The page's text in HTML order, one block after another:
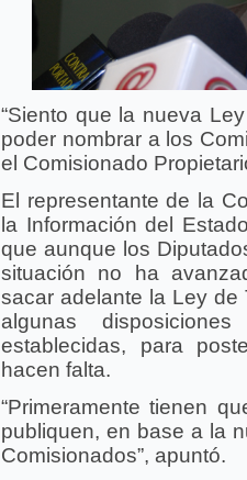
“Siento que la nueva
poder nombrar a los
el Comisionado
El representante de la
la Información del
que aunque los
situación no ha
sacar adelante la Ley de
algunas
establecidas, para
hacen falta.
“Primeramente tienen
publiquen, en base a la
Comisionados”, apuntó.